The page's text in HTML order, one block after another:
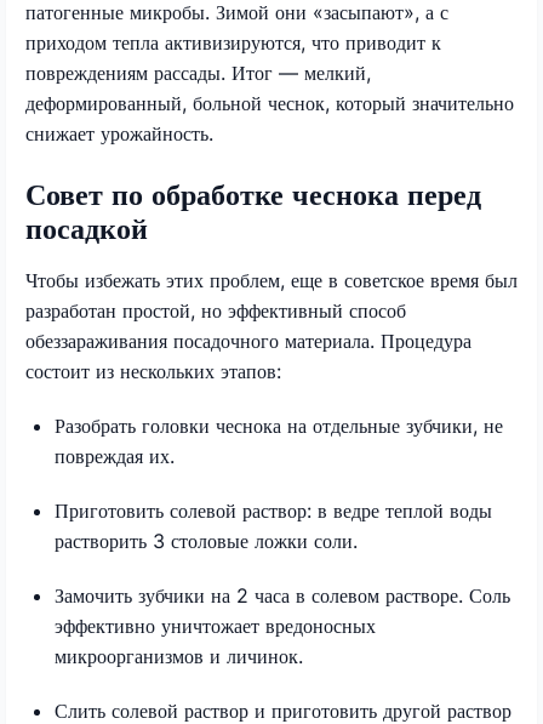
патогенные микробы. Зимой они «засыпают», а с
приходом тепла активизируются, что приводит к
повреждениям рассады. Итог — мелкий,
деформированный, больной чеснок, который значительно
снижает урожайность.
Совет по обработке чеснока перед
посадкой
Чтобы избежать этих проблем, еще в советское время был
разработан простой, но эффективный способ
обеззараживания посадочного материала. Процедура
состоит из нескольких этапов:
Разобрать головки чеснока на отдельные зубчики, не
повреждая их.
Приготовить солевой раствор: в ведре теплой воды
растворить 3 столовые ложки соли.
Замочить зубчики на 2 часа в солевом растворе. Соль
эффективно уничтожает вредоносных
микроорганизмов и личинок.
Слить солевой раствор и приготовить другой раствор